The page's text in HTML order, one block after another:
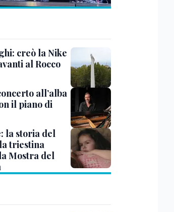
creò la Nike
al Rocco
all’alba
il piano di
la storia del
triestina
Mostra del